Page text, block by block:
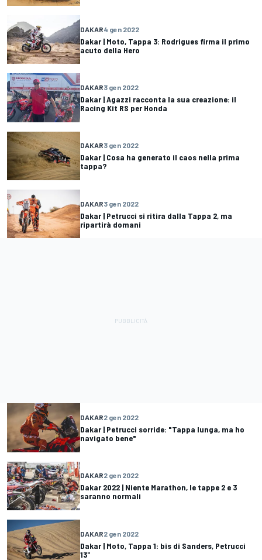
DAKAR4 gen 2022
Dakar | Moto, Tappa 3: Rodrigues firma il primo
acuto della Hero
DAKAR3 gen 2022
Dakar | Agazzi racconta la sua creazione: il
Racing Kit RS per Honda
DAKAR3 gen 2022
Dakar | Cosa ha generato il caos nella prima
tappa?
DAKAR3 gen 2022
Dakar | Petrucci si ritira dalla Tappa 2, ma
ripartirà domani
DAKAR2 gen 2022
Dakar | Petrucci sorride: "Tappa lunga, ma ho
navigato bene"
DAKAR2 gen 2022
Dakar 2022 | Niente Marathon, le tappe 2 e 3
saranno normali
DAKAR2 gen 2022
Dakar | Moto, Tappa 1: bis di Sanders, Petrucci
13°